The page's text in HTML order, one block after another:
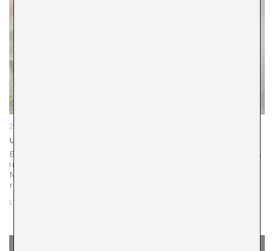
29/06/23
Un gesto permanente: la mirada de Jumana Manna
En el último año hemos visto diversos proyectos artísticos
interesados en abordar la complejidad del territorio del
Mediterráneo. Entre ellos, El Mediterráneo: un mar
redondo comisariado por Marina Fokidis, la exposición…
LEER MÁS